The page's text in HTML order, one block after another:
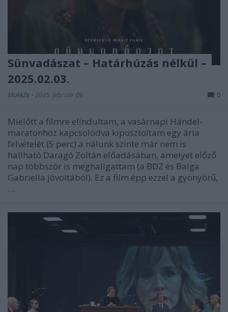
Sünvadászat – Határhúzás nélkül –
2025.02.03.
MakkZs • 2025. február 09. 0
Mielőtt a filmre elindultam, a vasárnapi Händel-
maratonhoz kapcsolódva kiposztoltam egy ária
felvételét (5 perc) a nálunk szinte már nem is
hallható Daragó Zoltán előadásában, amelyet előző
nap többször is meghallgattam (a BDZ és Balga
Gabriella jóvoltából). Ez a film épp ezzel a gyönyörű,
…